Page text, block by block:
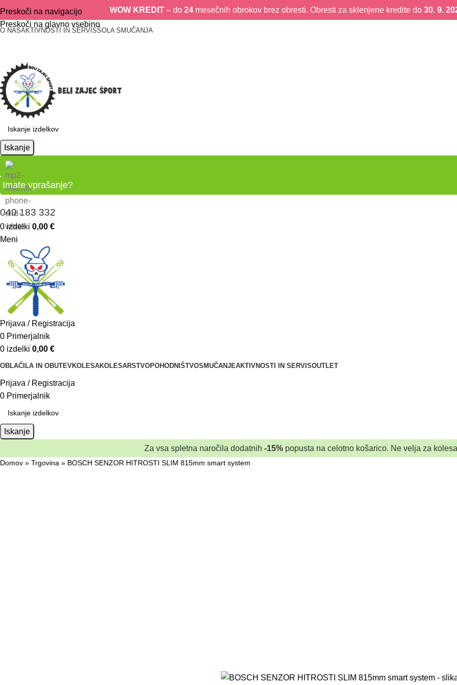
WOW KREDIT – do 24mesečnih obrokov brez obresti. Obresti za sklenjene kredite do 30. 9.
Preskoči na navigacijo
Preskoči na glavno vsebino
O NASAKTIVNOSTI IN SERVISŠOLA SMUČANJA
Iskanje
Imate vprašanje?
040 183 332
0izdelki 0,00 €
Meni
Prijava / Registracija
0 Primerjalnik
0 izdelki 0,00 €
OBLAČILA IN OBUTEVKOLESAKOLESARSTVOPOHODNIŠTVOSMUČANJEAKTIVNOSTI IN SERVISOUTLET
Prijava / Registracija
0 Primerjalnik
Iskanje
Za vsa spletna naročila dodatnih -15%popusta na celotno košarico. Ne velja za
Domov » Trgovina » BOSCH SENZOR HITROSTI SLIM 815mm smart system